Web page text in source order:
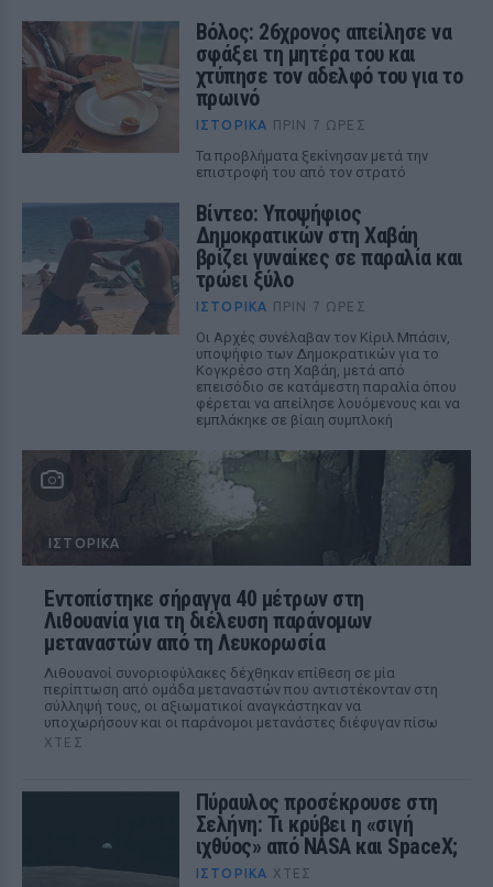
Βόλος: 26χρονος απείλησε να
σφάξει τη μητέρα του και
χτύπησε τον αδελφό του για το
πρωινό
ΙΣΤΟΡΙΚΆ ΠΡΙΝ 7 ΏΡΕΣ
Τα προβλήματα ξεκίνησαν μετά την
επιστροφή του από τον στρατό
Βίντεο: Υποψήφιος
Δημοκρατικών στη Χαβάη
βρίζει γυναίκες σε παραλία και
τρώει ξύλο
ΙΣΤΟΡΙΚΆ ΠΡΙΝ 7 ΏΡΕΣ
Οι Αρχές συνέλαβαν τον Κίριλ Μπάσιν,
υποψήφιο των Δημοκρατικών για το
Κογκρέσο στη Χαβάη, μετά από
επεισόδιο σε κατάμεστη παραλία όπου
φέρεται να απείλησε λουόμενους και να
εμπλάκηκε σε βίαιη συμπλοκή
ΙΣΤΟΡΙΚΆ
Εντοπίστηκε σήραγγα 40 μέτρων στη
Λιθουανία για τη διέλευση παράνομων
μεταναστών από τη Λευκορωσία
Λιθουανοί συνοριοφύλακες δέχθηκαν επίθεση σε μία
περίπτωση από ομάδα μεταναστών που αντιστέκονταν στη
σύλληψή τους, οι αξιωματικοί αναγκάστηκαν να
υποχωρήσουν και οι παράνομοι μετανάστες διέφυγαν πίσω
ΧΤΕΣ
Πύραυλος προσέκρουσε στη
Σελήνη: Τι κρύβει η «σιγή
ιχθύος» από NASA και SpaceX;
ΙΣΤΟΡΙΚΆ ΧΤΕΣ